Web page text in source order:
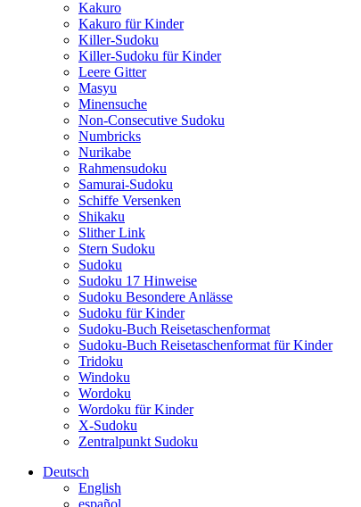
Kakuro
Kakuro für Kinder
Killer-Sudoku
Killer-Sudoku für Kinder
Leere Gitter
Masyu
Minensuche
Non-Consecutive Sudoku
Numbricks
Nurikabe
Rahmensudoku
Samurai-Sudoku
Schiffe Versenken
Shikaku
Slither Link
Stern Sudoku
Sudoku
Sudoku 17 Hinweise
Sudoku Besondere Anlässe
Sudoku für Kinder
Sudoku-Buch Reisetaschenformat
Sudoku-Buch Reisetaschenformat für Kinder
Tridoku
Windoku
Wordoku
Wordoku für Kinder
X-Sudoku
Zentralpunkt Sudoku
Deutsch
English
español